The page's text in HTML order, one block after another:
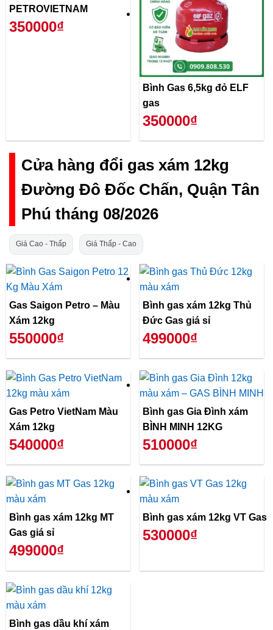
PETROVIETNAM
350000₫
Bình Gas 6,5kg đỏ ELF
gas
350000₫
Cửa hàng đổi gas xám 12kg
Đường Đô Đốc Chấn, Quận Tân
Phú tháng 08/2026
Giá Cao - Thấp Giá Thấp - Cao
Gas Saigon Petro – Màu
Xám 12kg
550000₫
Bình gas xám 12kg Thủ
Đức Gas giá sỉ
499000₫
Gas Petro VietNam Màu
Xám 12kg
540000₫
Bình gas Gia Đình xám
BÌNH MINH 12KG
510000₫
Bình gas xám 12kg MT
Gas giá sỉ
499000₫
Bình gas xám 12kg VT Gas
530000₫
Bình gas dầu khí xám